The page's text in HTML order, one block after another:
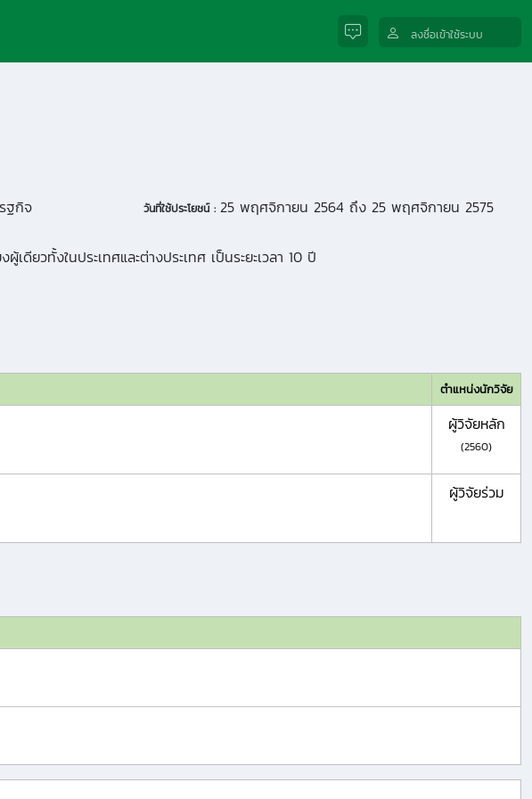
ลงชื่อเข้าใช้ระบบ
ฐกิจ วันที่ใช้ประโยชน์ : 25 พฤศจิกายน 2564 ถึง 25 พฤศจิกายน 2575
วทั้งในประเทศและต่างประเทศ เป็นระยะเวลา 10 ปี
ตำแหน่งนักวิจัย
ผู้วิจัยหลัก
(2560)
ผู้วิจัยร่วม